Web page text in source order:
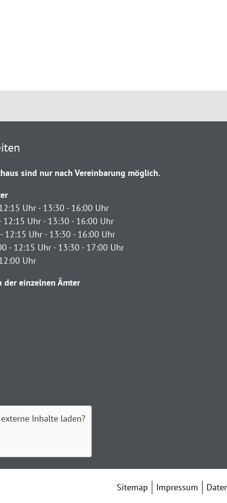
sind nur nach Vereinbarung möglich.
Uhr - 13:30 - 16:00 Uhr
12:15 Uhr - 13:30 - 16:00 Uhr
12:15 Uhr - 13:30 - 16:00 Uhr
- 12:15 Uhr - 13:30 - 17:00 Uhr
Uhr
der einzelnen Ämter
Inhalte laden?
Sitemap Impressum